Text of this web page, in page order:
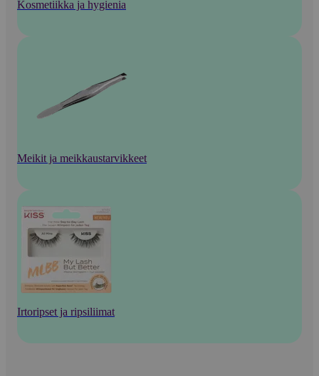
Kosmetiikka ja hygienia
Meikit ja meikkaustarvikkeet
Irtoripset ja ripsiliimat